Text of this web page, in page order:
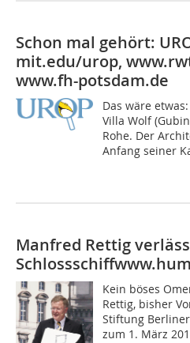
Schon mal gehört:
mit.edu/urop,
www.fh-potsdam.de
Das wäre
Villa Wolf
Rohe. Der
Anfang seiner
Manfred Rettig
Schlossschiff
Kein böses
Rettig, bisher
Stiftung
zum 1. März